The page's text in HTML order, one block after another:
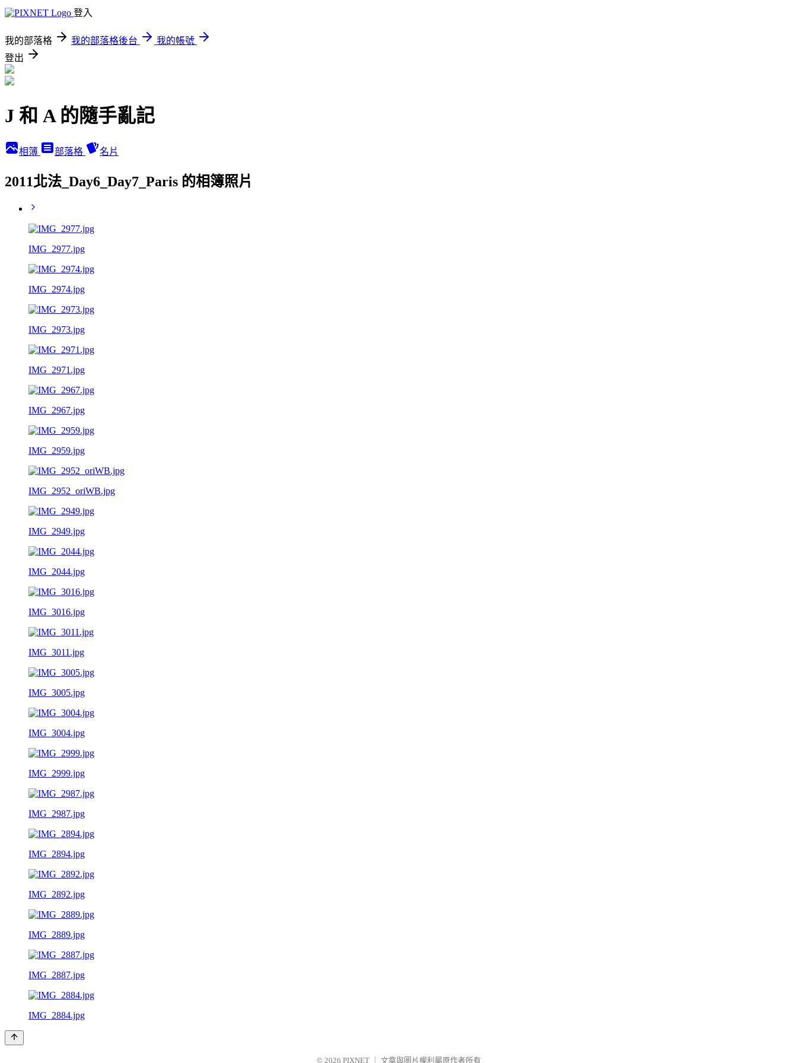
登入
我的部落格 我的部落格後台
我的帳號
登出
J 和 A 的隨手亂記
相簿 部落格 名片
2011北法_Day6_Day7_Paris 的相簿照片
IMG_2977.jpg
IMG_2974.jpg
IMG_2973.jpg
IMG_2971.jpg
IMG_2967.jpg
IMG_2959.jpg
IMG_2952_oriWB.jpg
IMG_2949.jpg
IMG_2044.jpg
IMG_3016.jpg
IMG_3011.jpg
IMG_3005.jpg
IMG_3004.jpg
IMG_2999.jpg
IMG_2987.jpg
IMG_2894.jpg
IMG_2892.jpg
IMG_2889.jpg
IMG_2887.jpg
IMG_2884.jpg
© 2026 PIXNET 文章與圖片權利屬原作者所有